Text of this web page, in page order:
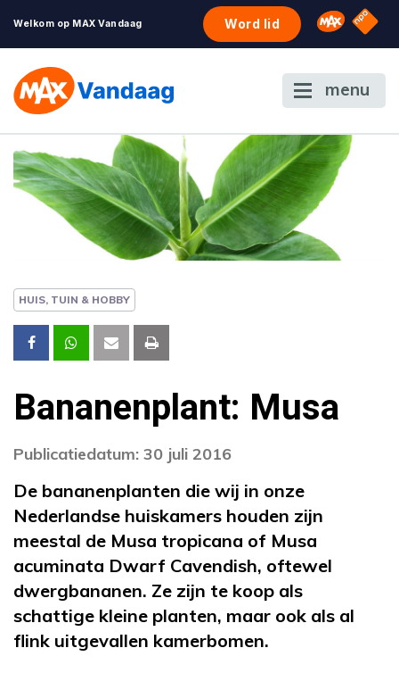
Welkom op MAX Vandaag Word lid Omroep
NPO
menu
HUIS, TUIN & HOBBY
Bananenplant: Musa
Publicatiedatum: 30 juli 2016
De bananenplanten die wij in onze
Nederlandse huiskamers houden zijn
meestal de Musa tropicana of Musa
acuminata Dwarf Cavendish, oftewel
dwergbananen. Ze zijn te koop als
schattige kleine planten, maar ook als al
flink uitgevallen kamerbomen.